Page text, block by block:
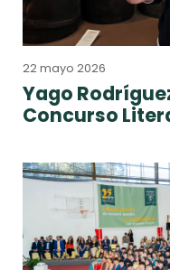
22 mayo 2026
Yago
Concurso